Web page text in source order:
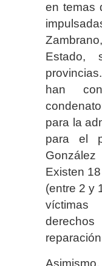
en temas
Estado,
han
para la
para el
Existen
(entre 2 y